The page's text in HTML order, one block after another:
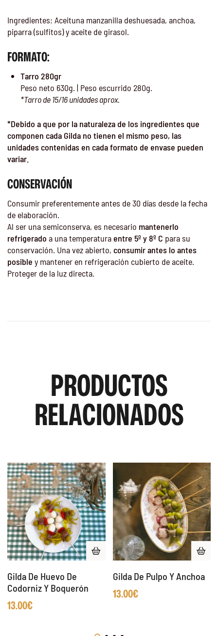
Ingredientes: Aceituna manzanilla deshuesada, anchoa,
piparra (sulfitos) y aceite de girasol.
FORMATO:
Tarro 280gr
Peso neto 630g. | Peso escurrido 280g.
*Tarro de 15/16 unidades aprox.
*Debido a que por la naturaleza de los ingredientes que
componen cada Gilda no tienen el mismo peso, las
unidades contenidas en cada formato de envase pueden
variar.
CONSERVACIÓN
Consumir preferentemente antes de 30 días desde la fecha
de elaboración.
Al ser una semiconserva, es necesario mantenerlo
refrigerado a una temperatura entre 5º y 8º C para su
conservación. Una vez abierto, consumir antes lo antes
posible y mantener en refrigeración cubierto de aceite.
Proteger de la luz directa.
PRODUCTOS
RELACIONADOS
Gilda De Huevo De
Codorniz Y Boquerón
13.00€
Gilda De Pulpo Y Anchoa
13.00€